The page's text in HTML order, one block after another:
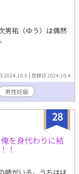
男祐（ゆう）は偶然
2024.10.5 登録日 2024.10.4
男性妊娠
28
を身代わりに結
！
姉がいる。うちはは